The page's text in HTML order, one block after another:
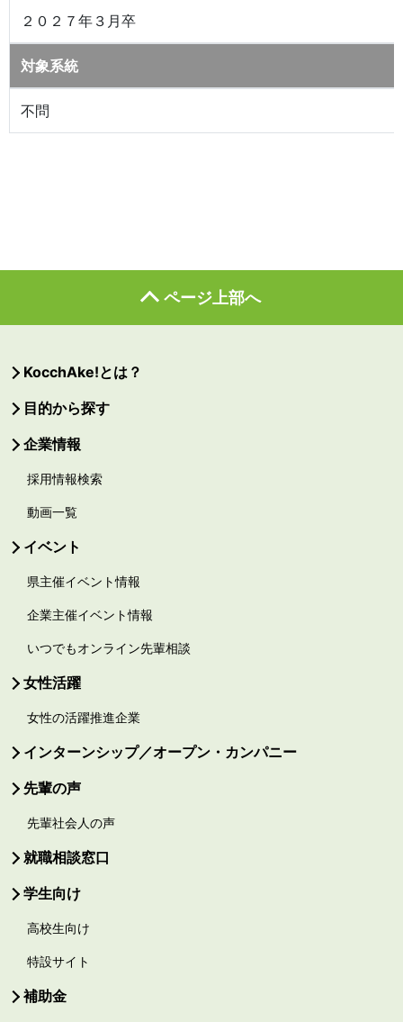
２０２７年３月卒
対象系統
不問
ページ上部へ
KocchAke!とは？
目的から探す
企業情報
採用情報検索
動画一覧
イベント
県主催イベント情報
企業主催イベント情報
いつでもオンライン先輩相談
女性活躍
女性の活躍推進企業
インターンシップ／オープン・カンパニー
先輩の声
先輩社会人の声
就職相談窓口
学生向け
高校生向け
特設サイト
補助金